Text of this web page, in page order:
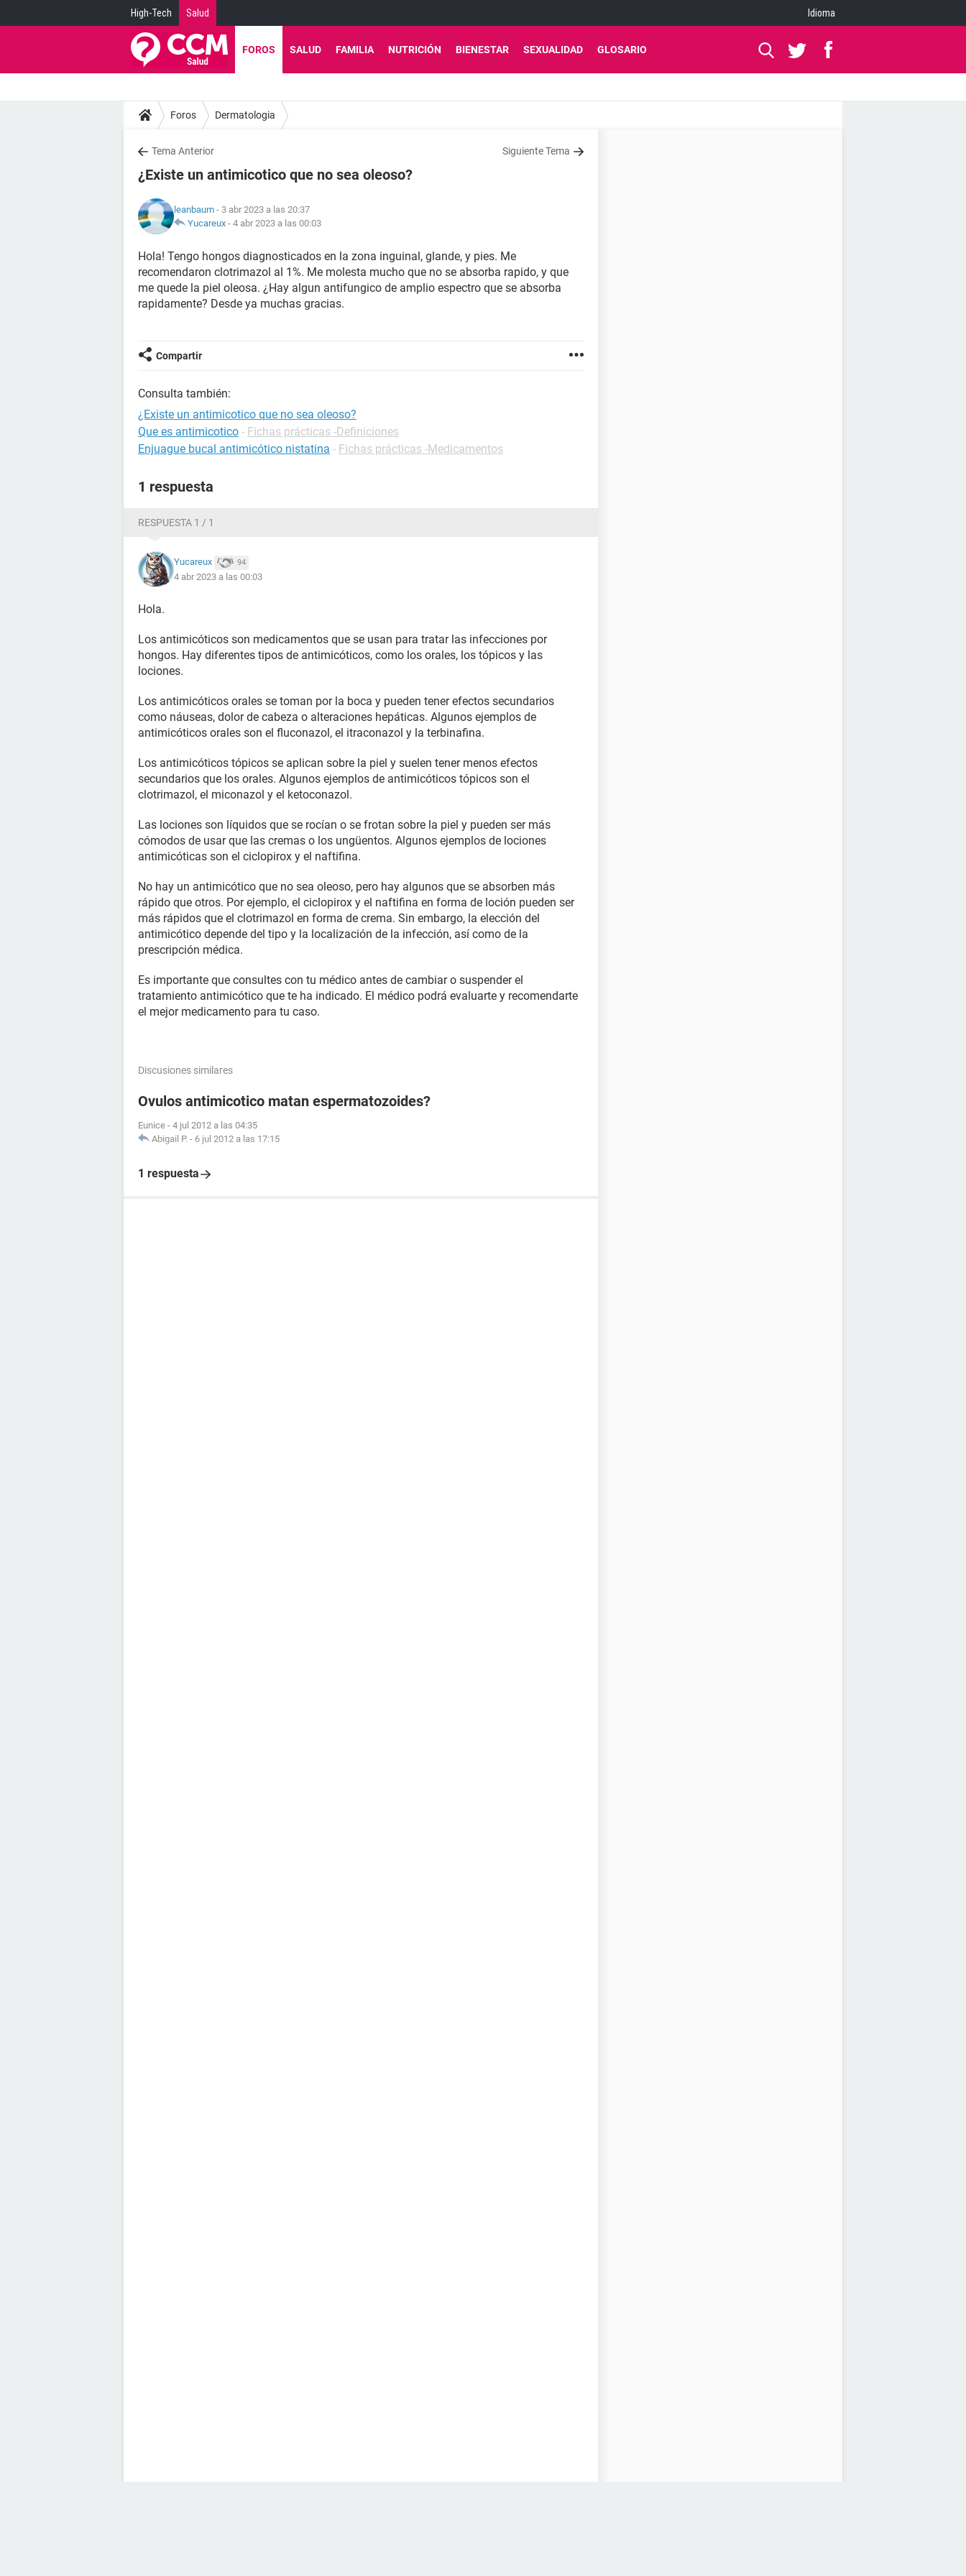
High-Tech Salud Idioma
FOROS SALUD FAMILIA NUTRICIÓN BIENESTAR SEXUALIDAD GLOSARIO
Foros Dermatologia
Tema Anterior Siguiente Tema
¿Existe un antimicotico que no sea oleoso?
leanbaum - 3 abr 2023 a las 20:37
Yucareux - 4 abr 2023 a las 00:03
Hola! Tengo hongos diagnosticados en la zona inguinal, glande, y pies. Me
recomendaron clotrimazol al 1%. Me molesta mucho que no se absorba rapido, y que
me quede la piel oleosa. ¿Hay algun antifungico de amplio espectro que se absorba
rapidamente? Desde ya muchas gracias.
Compartir
Consulta también:
¿Existe un antimicotico que no sea oleoso?
Que es antimicotico - Fichas prácticas -Definiciones
Enjuague bucal antimicótico nistatina - Fichas prácticas -Medicamentos
1 respuesta
RESPUESTA 1 / 1
Yucareux 94
4 abr 2023 a las 00:03
Hola.
Los antimicóticos son medicamentos que se usan para tratar las infecciones por
hongos. Hay diferentes tipos de antimicóticos, como los orales, los tópicos y las
lociones.
Los antimicóticos orales se toman por la boca y pueden tener efectos secundarios
como náuseas, dolor de cabeza o alteraciones hepáticas. Algunos ejemplos de
antimicóticos orales son el fluconazol, el itraconazol y la terbinafina.
Los antimicóticos tópicos se aplican sobre la piel y suelen tener menos efectos
secundarios que los orales. Algunos ejemplos de antimicóticos tópicos son el
clotrimazol, el miconazol y el ketoconazol.
Las lociones son líquidos que se rocían o se frotan sobre la piel y pueden ser más
cómodos de usar que las cremas o los ungüentos. Algunos ejemplos de lociones
antimicóticas son el ciclopirox y el naftifina.
No hay un antimicótico que no sea oleoso, pero hay algunos que se absorben más
rápido que otros. Por ejemplo, el ciclopirox y el naftifina en forma de loción pueden ser
más rápidos que el clotrimazol en forma de crema. Sin embargo, la elección del
antimicótico depende del tipo y la localización de la infección, así como de la
prescripción médica.
Es importante que consultes con tu médico antes de cambiar o suspender el
tratamiento antimicótico que te ha indicado. El médico podrá evaluarte y recomendarte
el mejor medicamento para tu caso.
Discusiones similares
Ovulos antimicotico matan espermatozoides?
Eunice - 4 jul 2012 a las 04:35
Abigail P. - 6 jul 2012 a las 17:15
1 respuesta